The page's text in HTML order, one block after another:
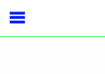
contenuto
S